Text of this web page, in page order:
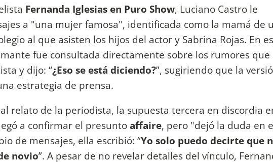
Fernanda Iglesias en Puro Show, Luciano Castro le
a "una mujer famosa", identificada como la mamá de
al que asisten los hijos del actor y Sabrina Rojas. En
fue consultada directamente sobre los rumores que
y dijo: “¿Eso se está diciendo?”, sugiriendo que la
estrategia de prensa.
relato de la periodista, la supuesta tercera en discordia
a confirmar el presuntoaffaire, pero "dejó la duda en
de mensajes, ella escribió: “Yo solo puedo decirte que
novio”. A pesar de no revelar detalles del vínculo,